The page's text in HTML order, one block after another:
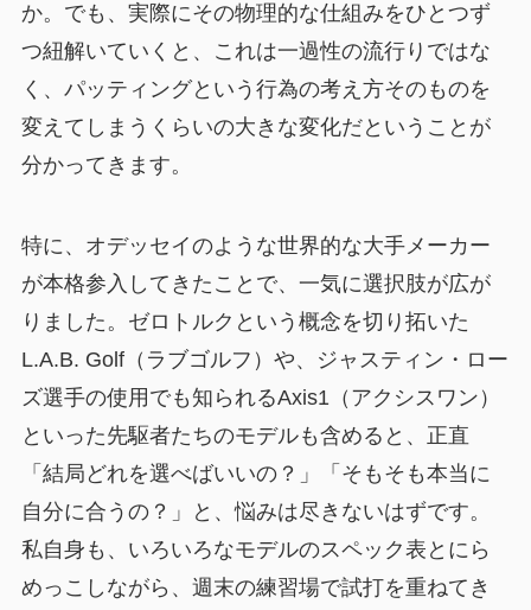
か。でも、実際にその物理的な仕組みをひとつず
つ紐解いていくと、これは一過性の流行りではな
く、パッティングという行為の考え方そのものを
変えてしまうくらいの大きな変化だということが
分かってきます。
特に、オデッセイのような世界的な大手メーカー
が本格参入してきたことで、一気に選択肢が広が
りました。ゼロトルクという概念を切り拓いた
L.A.B. Golf（ラブゴルフ）や、ジャスティン・ロー
ズ選手の使用でも知られるAxis1（アクシスワン）
といった先駆者たちのモデルも含めると、正直
「結局どれを選べばいいの？」「そもそも本当に
自分に合うの？」と、悩みは尽きないはずです。
私自身も、いろいろなモデルのスペック表とにら
めっこしながら、週末の練習場で試打を重ねてき